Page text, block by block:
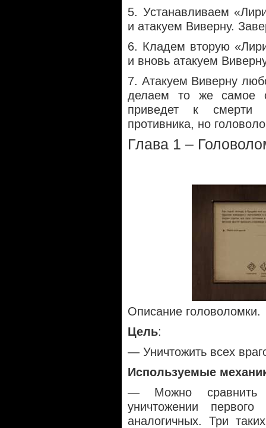
5. Устанавливаем
и атакуем Виверну.
6. Кладем вторую
и вновь атакуем
7. Атакуем Виверну
делаем то же самое
приведет к смерти
противника, но
Глава 1 –
Описание головоломки.
Цель:
— Уничтожить всех
Используемые
— Можно сравнить
уничтожении
аналогичных. Три